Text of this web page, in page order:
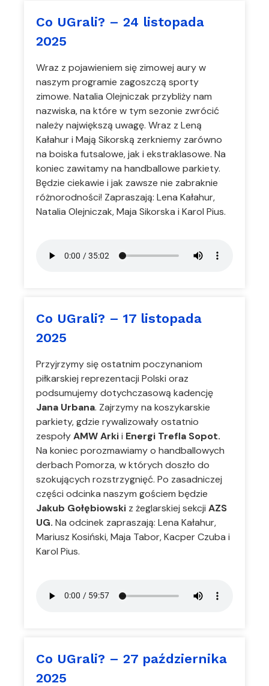
Co UGrali? – 24 listopada
2025
Wraz z pojawieniem się zimowej aury w
naszym programie zagoszczą sporty
zimowe. Natalia Olejniczak przybliży nam
nazwiska, na które w tym sezonie zwrócić
należy największą uwagę. Wraz z Leną
Kałahur i Mają Sikorską zerkniemy zarówno
na boiska futsalowe, jak i ekstraklasowe. Na
koniec zawitamy na handballowe parkiety.
Będzie ciekawie i jak zawsze nie zabraknie
różnorodności! Zapraszają: Lena Kałahur,
Natalia Olejniczak, Maja Sikorska i Karol Pius.
Co UGrali? – 17 listopada
2025
Przyjrzymy się ostatnim poczynaniom
piłkarskiej reprezentacji Polski oraz
podsumujemy dotychczasową kadencję
Jana Urbana. Zajrzymy na koszykarskie
parkiety, gdzie rywalizowały ostatnio
zespołyAMW Arkii Energi Trefla Sopot.
Na koniec porozmawiamy o handballowych
derbach Pomorza, w których doszło do
szokujących rozstrzygnięć. Po zasadniczej
części odcinka naszym gościem będzie
Jakub Gołębiowski z żeglarskiej sekcji AZS
UG. Na odcinek zapraszają: Lena Kałahur,
Mariusz Kosiński, Maja Tabor, Kacper Czuba i
Karol Pius.
Co UGrali? – 27 października
2025